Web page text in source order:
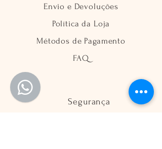
Envio e Devoluções
Política da Loja
Métodos de Pagamento
FAQ
Segurança